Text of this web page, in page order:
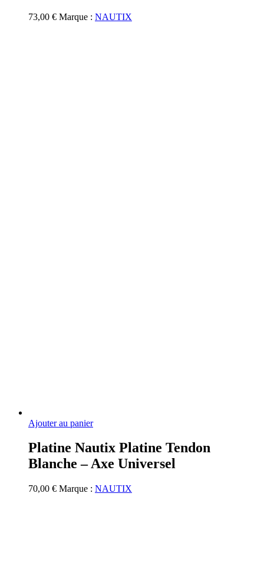
73,00 € Marque : NAUTIX
Ajouter au panier
Platine Nautix Platine Tendon
Blanche – Axe Universel
70,00 € Marque : NAUTIX